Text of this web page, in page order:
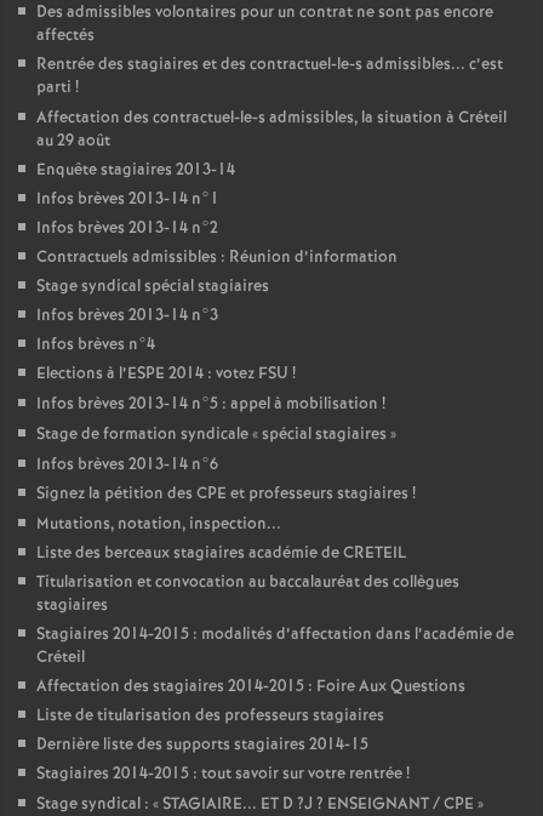
Des admissibles volontaires pour un contrat ne sont pas encore
affectés
Rentrée des stagiaires et des contractuel-le-s admissibles... c’est
parti !
Affectation des contractuel-le-s admissibles, la situation à Créteil
au 29 août
Enquête stagiaires 2013-14
Infos brèves 2013-14 n°1
Infos brèves 2013-14 n°2
Contractuels admissibles : Réunion d’information
Stage syndical spécial stagiaires
Infos brèves 2013-14 n°3
Infos brèves n°4
Elections à l’ESPE 2014 : votez FSU !
Infos brèves 2013-14 n°5 : appel à mobilisation !
Stage de formation syndicale «spécial stagiaires »
Infos brèves 2013-14 n°6
Signez la pétition des CPE et professeurs stagiaires !
Mutations, notation, inspection...
Liste des berceaux stagiaires académie deCRETEIL
Titularisation et convocation au baccalauréat des collègues
stagiaires
Stagiaires 2014-2015 : modalités d’affectation dans l’académie de
Créteil
Affectation des stagiaires 2014-2015 : Foire Aux Questions
Liste de titularisation des professeurs stagiaires
Dernière liste des supports stagiaires 2014-15
Stagiaires 2014-2015 : tout savoir sur votre rentrée!
Stage syndical : «STAGIAIRE... ET D ?J ? ENSEIGNANT/CPE »